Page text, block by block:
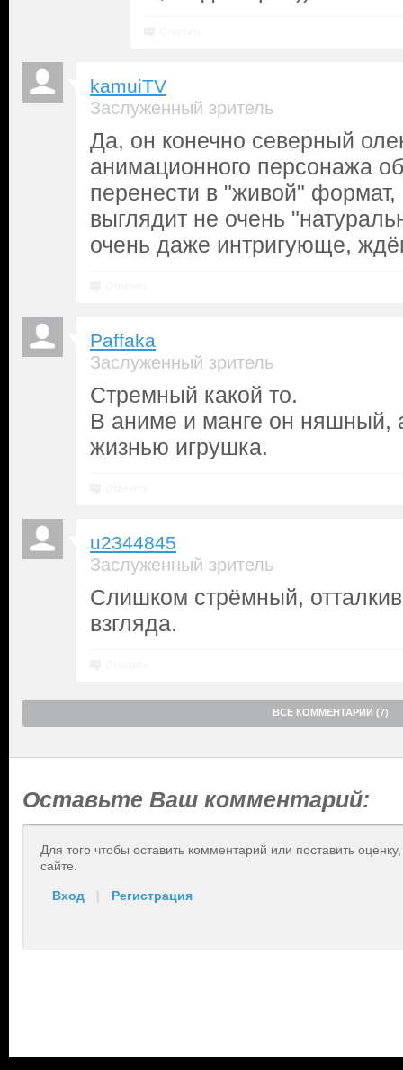
kamuiTV
Заслуженный зритель
Да, он конечно северный
анимационного персонажа
перенести в "живой" формат,
выглядит не очень
очень даже интригующе,
Paffaka
Заслуженный зритель
Стремный какой то.
В аниме и манге он няшный,
жизнью игрушка.
u2344845
Заслуженный зритель
Слишком стрёмный,
взгляда.
ВСЕ КОММЕНТАРИИ (7)
Оставьте Ваш комментарий:
Для того чтобы оставить комментарий или поставить
сайте.
Вход | Регистрация